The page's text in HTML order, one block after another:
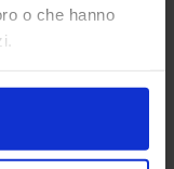
o che hanno